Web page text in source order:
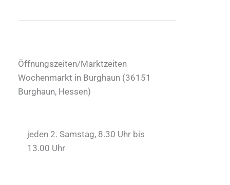
Öffnungszeiten/Marktzeiten
Wochenmarkt in Burghaun (36151
Burghaun, Hessen)
jeden 2. Samstag, 8.30 Uhr bis
13.00 Uhr